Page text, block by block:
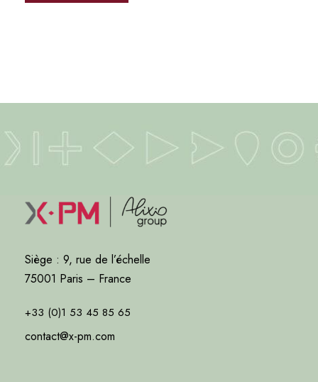
Siège : 9, rue de l’échelle
75001 Paris – France
+33 (0)1 53 45 85 65
contact@x-pm.com